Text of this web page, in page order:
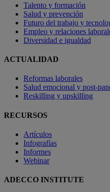
Talento y formación
Salud y prevención
Futuro del trabajo y
Empleo y relaciones
Diversidad e igualdad
ACTUALIDAD
Reformas laborales
Salud emocional y post-
Reskilling y upskilling
RECURSOS
Artículos
Infografías
Informes
Webinar
ADECCO INSTITUTE